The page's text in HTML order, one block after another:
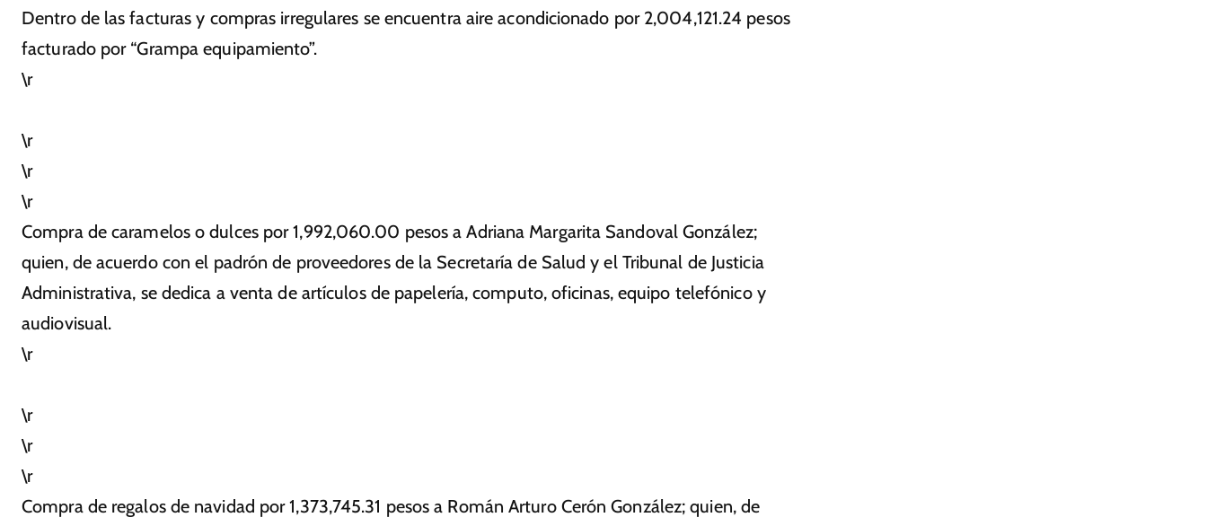
Dentro de las facturas y compras irregulares se encuentra aire acondicionado por 2,004,121.24 pesos
facturado por “Grampa equipamiento”.
\r
\r
\r
\r
Compra de caramelos o dulces por 1,992,060.00 pesos a Adriana Margarita Sandoval González;
quien, de acuerdo con el padrón de proveedores de la Secretaría de Salud y el Tribunal de Justicia
Administrativa, se dedica a venta de artículos de papelería, computo, oficinas, equipo telefónico y
audiovisual.
\r
\r
\r
\r
Compra de regalos de navidad por 1,373,745.31 pesos a Román Arturo Cerón González; quien, de